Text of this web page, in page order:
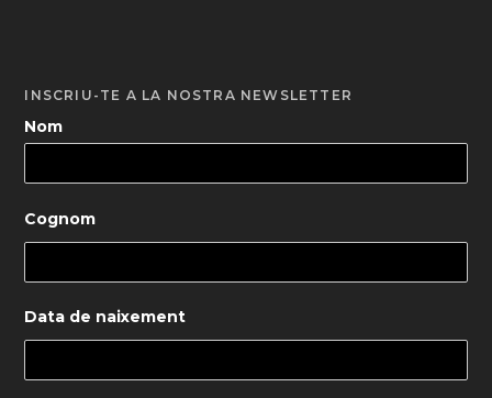
INSCRIU-TE A LA NOSTRA NEWSLETTER
Nom
Cognom
Data de naixement